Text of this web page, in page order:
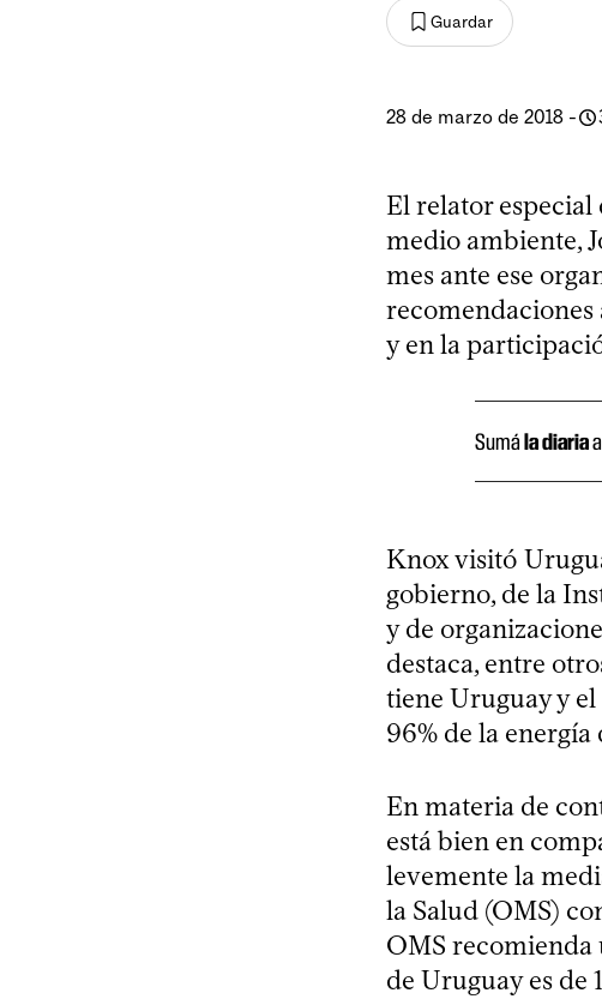
Guardar
28 de marzo de 2018 -
El relator especial
medio ambiente,
mes ante ese
recomendaciones
y en la
Sumála diaria
Knox visitó
gobierno, de la
y de
destaca, entre
tiene Uruguay y
96% de la
En materia de
está bien en
levemente la
la Salud (OMS)
OMS recomienda
de Uruguay es de